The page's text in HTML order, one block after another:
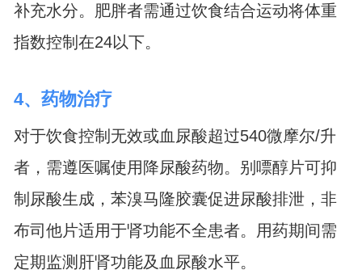
补充水分。肥胖者需通过饮食结合运动将体重
指数控制在24以下。
4、药物治疗
对于饮食控制无效或血尿酸超过540微摩尔/升
者，需遵医嘱使用降尿酸药物。别嘌醇片可抑
制尿酸生成，苯溴马隆胶囊促进尿酸排泄，非
布司他片适用于肾功能不全患者。用药期间需
定期监测肝肾功能及血尿酸水平。